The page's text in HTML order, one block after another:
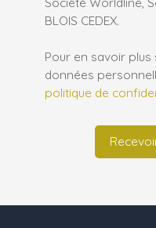
BLOIS CEDEX.
Pour en savoir
données
politique de